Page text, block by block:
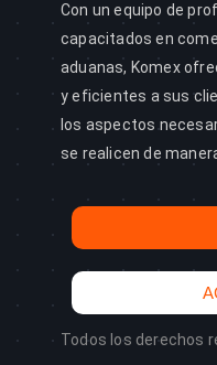
Con un equipo de
capacitados en
aduanas, Komex
y eficientes a sus
los aspectos
se realicen de
Todos los derechos